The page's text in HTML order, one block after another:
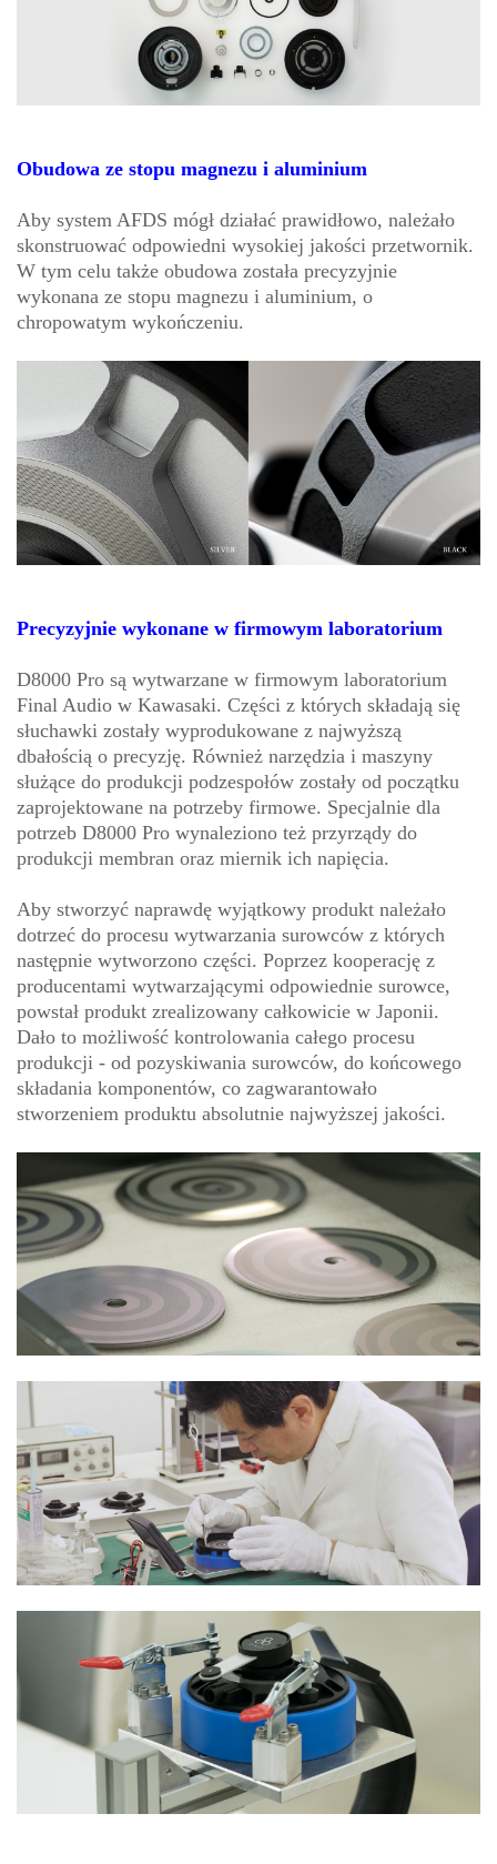
Obudowa ze stopu magnezu i aluminium
Aby system AFDS mógł działać prawidłowo, należało
skonstruować odpowiedni wysokiej jakości przetwornik.
W tym celu także obudowa została precyzyjnie
wykonana ze stopu magnezu i aluminium, o
chropowatym wykończeniu.
Precyzyjnie wykonane w firmowym laboratorium
D8000 Pro są wytwarzane w firmowym laboratorium
Final Audio w Kawasaki. Części z których składają się
słuchawki zostały wyprodukowane z najwyższą
dbałością o precyzję. Również narzędzia i maszyny
służące do produkcji podzespołów zostały od początku
zaprojektowane na potrzeby firmowe. Specjalnie dla
potrzeb D8000 Pro wynaleziono też przyrządy do
produkcji membran oraz miernik ich napięcia.
Aby stworzyć naprawdę wyjątkowy produkt należało
dotrzeć do procesu wytwarzania surowców z których
następnie wytworzono części. Poprzez kooperację z
producentami wytwarzającymi odpowiednie surowce,
powstał produkt zrealizowany całkowicie w Japonii.
Dało to możliwość kontrolowania całego procesu
produkcji - od pozyskiwania surowców, do końcowego
składania komponentów, co zagwarantowało
stworzeniem produktu absolutnie najwyższej jakości.